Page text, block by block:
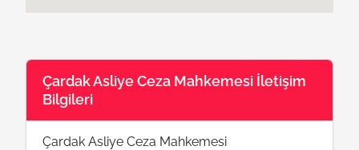
Çardak Asliye Ceza Mahkemesi İletişim
Bilgileri
Çardak Asliye Ceza Mahkemesi